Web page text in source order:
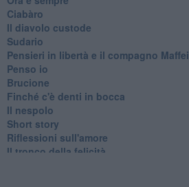
Ciabàro
Il diavolo custode
Sudario
Pensieri in libertà e il compagno Maffei
Penso io
Brucione
Finché c'è denti in bocca
Il nespolo
Short story
Riflessioni sull'amore
Il tronco della felicità